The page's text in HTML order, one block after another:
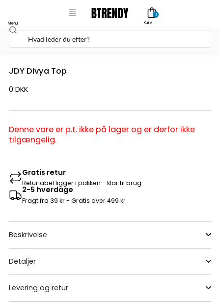
indholdet
Menu
0
Kurv
JDY Divya Top
0 DKK
Denne vare er p.t. ikke på lager og er derfor ikke
tilgængelig.
Gratis retur
Returlabel ligger i pakken - klar til brug
2-5 hverdage
Fragt fra 39 kr - Gratis over 499 kr
Beskrivelse
Detaljer
Levering og retur